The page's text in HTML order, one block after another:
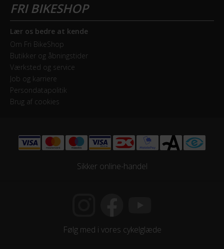
Kassette
Kranksæt
SRAM Sram XX1 Eagle GXP Boost PF Carbon - 32T
Samlet antal gear
Skiftegreb
SRAM X01 Trigger
Lær os bedre at kende
Om Fri BikeShop
Butikker og åbningstider
Værksted og service
Job og karriere
Persondatapolitik
Brug af cookies
Sikker online-handel
Følg med i vores cykelglæde